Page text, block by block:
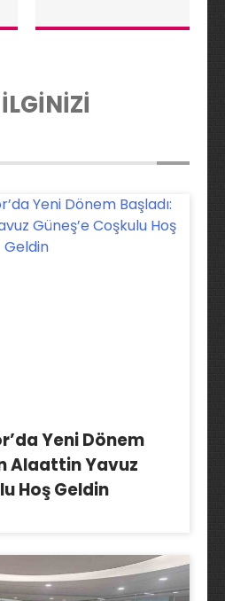
Yeni Dönem
Alaattin Yavuz
Hoş Geldin